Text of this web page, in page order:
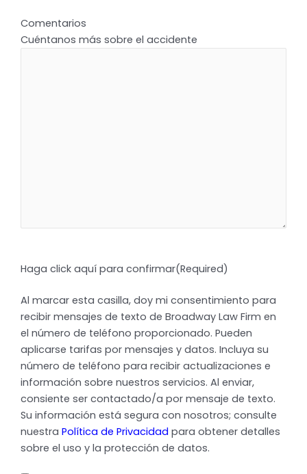
Comentarios
Cuéntanos más sobre el accidente
Haga click aquí para confirmar(Required)
Al marcar esta casilla, doy mi consentimiento para
recibir mensajes de texto de Broadway Law Firm en
el número de teléfono proporcionado. Pueden
aplicarse tarifas por mensajes y datos. Incluya su
número de teléfono para recibir actualizaciones e
información sobre nuestros servicios. Al enviar,
consiente ser contactado/a por mensaje de texto.
Su información está segura con nosotros; consulte
nuestra Política de Privacidad
sobre el uso y la protección de datos.